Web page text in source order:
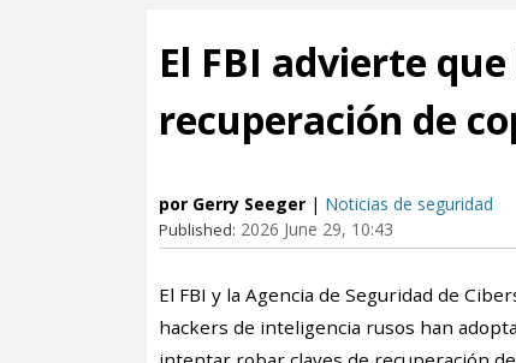
El FBI advierte
recuperación de
por Gerry Seeger | Noticias de seguridad
Published: 2026 June 29, 10:43
El FBI y la Agencia de Seguridad de
hackers de inteligencia rusos han